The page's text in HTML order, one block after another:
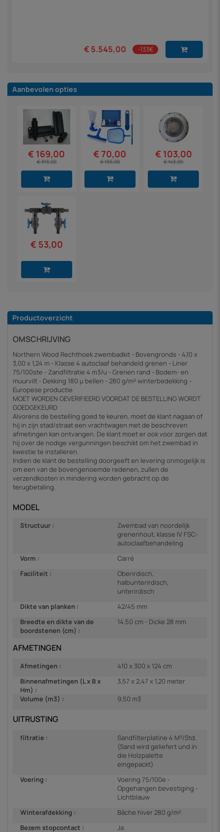
€ 5.545,00 -133€
Aanbevolen opties
€ 169,00
€ 313,00
€ 70,00
€ 135,00
€ 103,00
€ 143,00
€ 53,00
Productoverzicht
OMSCHRIJVING
Northern Wood Rechthoek zwembadkit - Bovengronds - 4,10 x
3,00 x 1,24 m - Klasse 4 autoclaaf behandeld grenen - Liner
75/100ste - Zandfiltratie 4 m3/u - Grenen rand - Bodem- en
muurvilt - Dekking 180 µ bellen - 280 g/m² winterbedekking -
Europese productie
MOET WORDEN GEVERIFIEERD VOORDAT DE BESTELLING WORDT
GOEDGEKEURD
Alvorens de bestelling goed te keuren, moet de klant nagaan of
hij in zijn stad/straat een vrachtwagen met de beschreven
afmetingen kan ontvangen. De klant moet er ook voor zorgen dat
hij over de nodige vergunningen beschikt om het zwembad in
kwestie te installeren.
Indien de klant de bestelling doorgeeft en levering onmogelijk is
om een van de bovengenoemde redenen, zullen de
verzendkosten in mindering worden gebracht op de
terugbetaling.
MODEL
Structuur :
Zwembad van noordelijk
grenenhout, klasse IV FSC-
autoclaafbehandeling
Vorm :
Carré
Faciliteit :
Oberirdisch,
halbunterirdisch,
unterirdisch
Dikte van planken :
42/45 mm
Breedte en dikte van de
boordstenen (cm) :
14.50 cm - Dicke 28 mm
AFMETINGEN
Afmetingen :
410 x 300 x 124 cm
Binnenafmetingen (L x B x
Hm) :
3,57 x 2,47 x 1,20 meter
Volume (m3) :
9,50 m3
UITRUSTING
filtratie :
Sandfilterplatine 4 M³/Std.
(Sand wird geliefert und in
die Holzpalette
eingepackt)
Voering :
Voering 75/100e -
Opgehangen bevestiging -
Lichtblauw
Winterafdekking :
Bâche hiver 280 g/m²
Bezem stopcontact :
Ja